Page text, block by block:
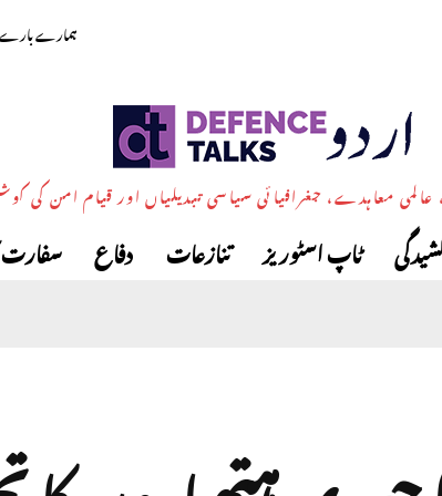
ہمارے
معاہدے، جغرافیائی سیاسی تبدیلیاں اور قیام امن کی
ٹاپ اسٹوریز تنازعات دفاع